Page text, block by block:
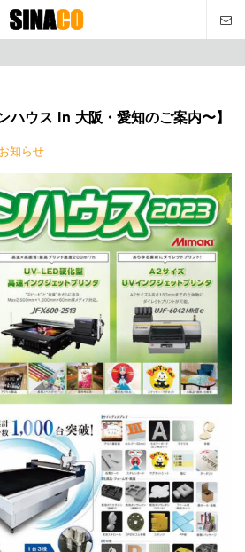
ハウス in 大阪・愛知のご案内〜】
お知らせ